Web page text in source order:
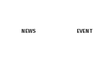
NEWS EVENT